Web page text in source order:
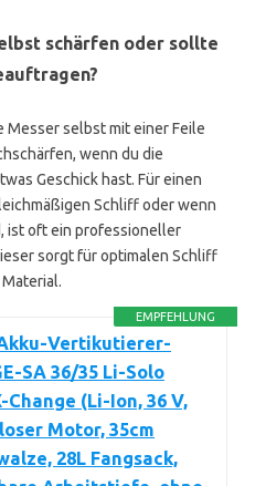
schärfen oder sollte
Messer selbst mit einer Feile
wenn du die
Geschick hast. Für einen
Schliff oder wenn
ist oft ein professioneller
sorgt für optimalen Schliff
EMPFEHLUNG
Vertikutierer-
SA 36/35 Li-Solo
Change (Li-Ion, 36 V,
Motor, 35cm
28L Fangsack,